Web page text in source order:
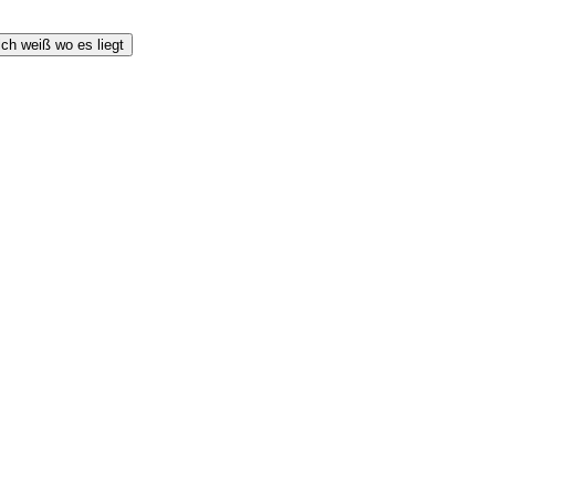
Ich weiß wo es liegt